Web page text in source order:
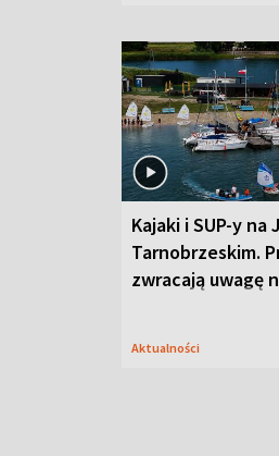
Kajaki i SUP-y na
Tarnobrzeskim.
zwracają uwagę
Aktualności